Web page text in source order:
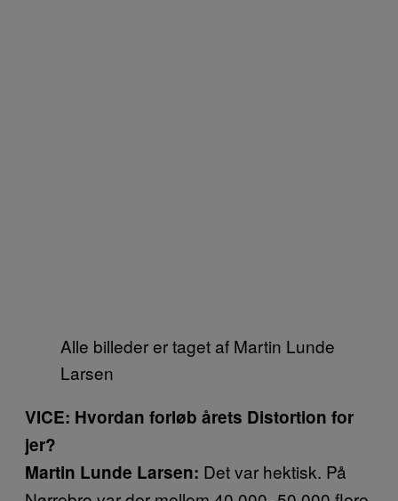
Alle billeder er taget af Martin Lunde
Larsen
VICE: Hvordan forløb årets Distortion for
jer?
Martin Lunde Larsen: Det var hektisk. På